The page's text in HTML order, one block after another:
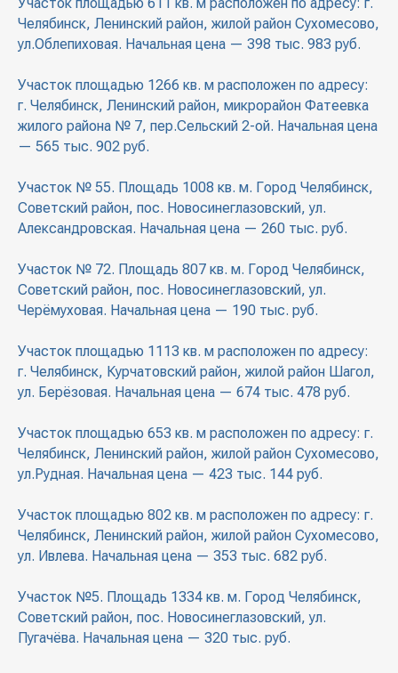
Участок площадью 611 кв. м расположен по адресу: г.
Челябинск, Ленинский район, жилой район Сухомесово,
ул.Облепиховая. Начальная цена — 398 тыс. 983 руб.
Участок площадью 1266 кв. м расположен по адресу:
г. Челябинск, Ленинский район, микрорайон Фатеевка
жилого района № 7, пер.Сельский 2-ой. Начальная цена
— 565 тыс. 902 руб.
Участок № 55. Площадь 1008 кв. м. Город Челябинск,
Советский район, пос. Новосинеглазовский, ул.
Александровская. Начальная цена — 260 тыс. руб.
Участок № 72. Площадь 807 кв. м. Город Челябинск,
Советский район, пос. Новосинеглазовский, ул.
Черёмуховая. Начальная цена — 190 тыс. руб.
Участок площадью 1113 кв. м расположен по адресу:
г. Челябинск, Курчатовский район, жилой район Шагол,
ул. Берёзовая. Начальная цена — 674 тыс. 478 руб.
Участок площадью 653 кв. м расположен по адресу: г.
Челябинск, Ленинский район, жилой район Сухомесово,
ул.Рудная. Начальная цена — 423 тыс. 144 руб.
Участок площадью 802 кв. м расположен по адресу: г.
Челябинск, Ленинский район, жилой район Сухомесово,
ул. Ивлева. Начальная цена — 353 тыс. 682 руб.
Участок №5. Площадь 1334 кв. м. Город Челябинск,
Советский район, пос. Новосинеглазовский, ул.
Пугачёва. Начальная цена — 320 тыс. руб.